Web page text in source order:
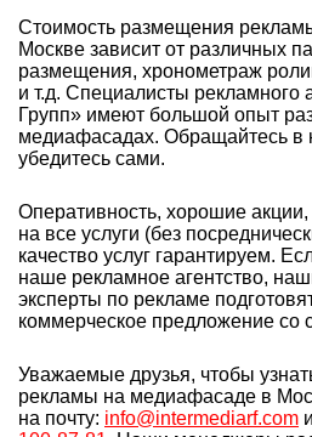
Стоимость размещения
Москве зависит от различных
размещения, хронометраж
и т.д. Специалисты рекламного
Групп» имеют большой опыт
медиафасадах. Обращайтесь в
убедитесь сами.
Оперативность, хорошие
на все услуги (без
качество услуг гарантируем.
наше рекламное агентство,
эксперты по рекламе
коммерческое предложение со
Уважаемые друзья, чтобы
рекламы на медиафасаде в
на почту: info@intermediarf.com